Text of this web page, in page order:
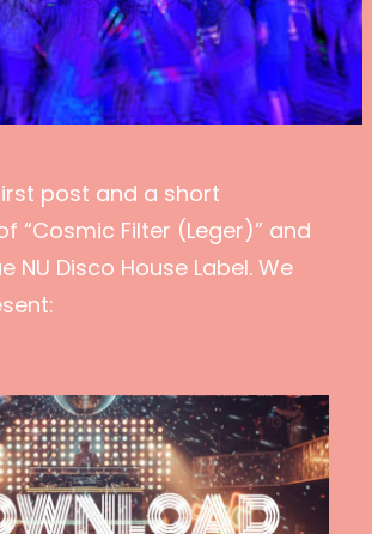
post and a short
“Cosmic Filter (Leger)” and
NU Disco House Label. We